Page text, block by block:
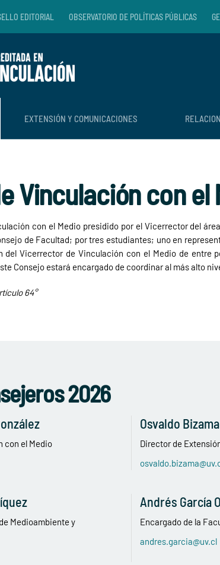
EDITORIAL OBSERVATORIO DE POLÍTICAS PÚBLICAS
EXTENSIÓN Y COMUNICACIONES
Vinculación con el
con el Medio presidido por el Vicerrector del
de Facultad; por tres estudiantes; uno en
del Vicerrector de Vinculación con el Medio de entre
Consejo estará encargado de coordinar al más alto
64°
2026
con el Medio
Osvaldo
Director de
Medioambiente y
Andrés García
Encargado de la
andres.garcia@uv.cl